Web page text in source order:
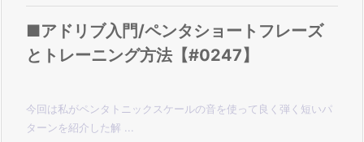
■アドリブ入門/ペンタショートフレーズ
とトレーニング方法【#0247】
今回は私がペンタトニックスケールの音を使って良く弾く 短いパ
ターンを紹介した解 ...